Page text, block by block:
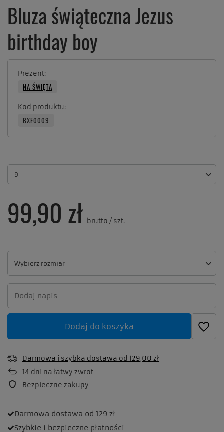
Bluza świąteczna Jezus
birthday boy
Prezent
NA ŚWIĘTA
Kod produktu
BXF0009
9
Wybierz rozmiar
Wybierz rozmiar
99,90 zł brutto / szt.
Dodaj do koszyka
Darmowa i szybka dostawa od 129,00 zł
14 dni na łatwy zwrot
Bezpieczne zakupy
Darmowa dostawa od 129 zł
Szybkie i bezpieczne płatności